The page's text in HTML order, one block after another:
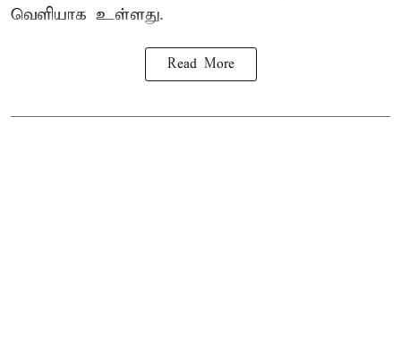
வெளியாக உள்ளது.
Read More